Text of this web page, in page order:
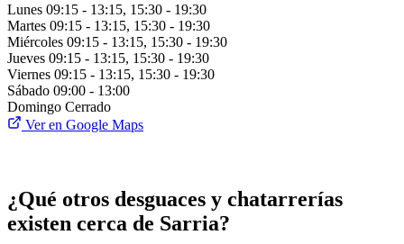
Lunes 09:15 - 13:15, 15:30 - 19:30
Martes 09:15 - 13:15, 15:30 - 19:30
Miércoles 09:15 - 13:15, 15:30 - 19:30
Jueves 09:15 - 13:15, 15:30 - 19:30
Viernes 09:15 - 13:15, 15:30 - 19:30
Sábado 09:00 - 13:00
Domingo Cerrado
Ver en Google Maps
¿Qué otros desguaces y chatarrerías
existen cerca de Sarria?